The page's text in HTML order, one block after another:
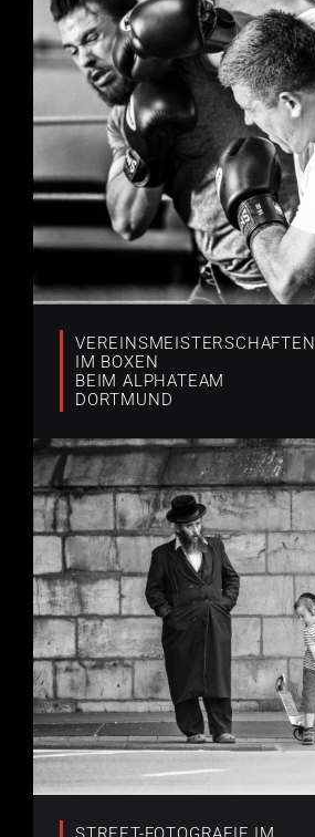
VEREINSMEISTERSCHAFTEN
IM BOXEN
BEIM ALPHATEAM
DORTMUND